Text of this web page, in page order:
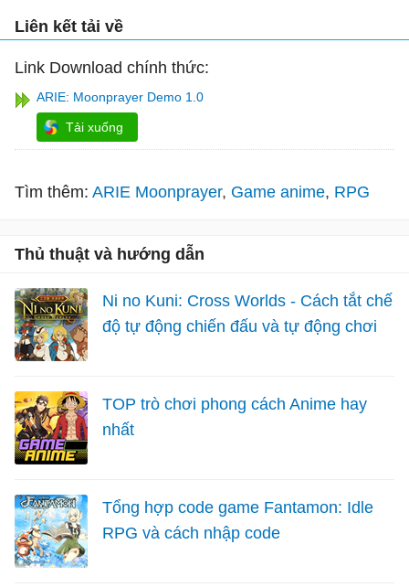
Liên kết tải về
Link Download chính thức:
ARIE: Moonprayer Demo 1.0
Tải xuống
Tìm thêm: ARIE Moonprayer Game anime RPG
Thủ thuật và hướng dẫn
Ni no Kuni: Cross Worlds - Cách tắt chế
độ tự động chiến đấu và tự động chơi
TOP trò chơi phong cách Anime hay
nhất
Tổng hợp code game Fantamon: Idle
RPG và cách nhập code